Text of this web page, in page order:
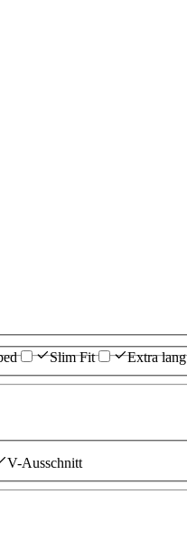
Slim Fit Extra lang
V-Ausschnitt